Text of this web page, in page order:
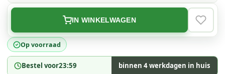
Op voorraad
Bestel voor23:59 binnen 4 werkdagen in huis
IN WINKELWAGEN